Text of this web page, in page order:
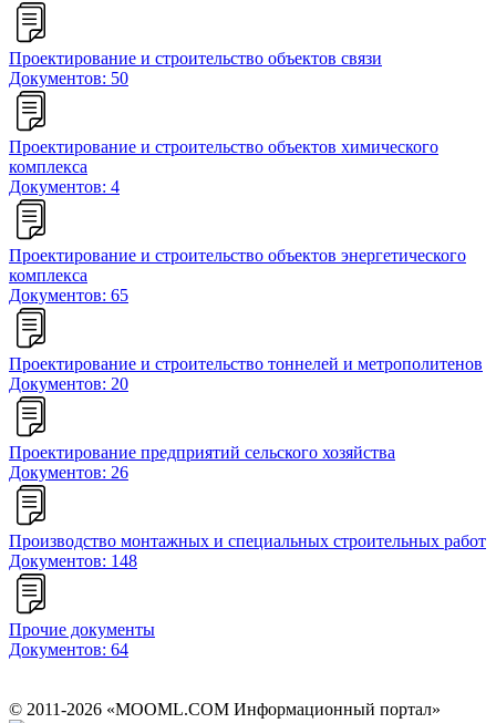
Проектирование и строительство объектов связи
Документов: 50
Проектирование и строительство объектов химического
комплекса
Документов: 4
Проектирование и строительство объектов энергетического
комплекса
Документов: 65
Проектирование и строительство тоннелей и метрополитенов
Документов: 20
Проектирование предприятий сельского хозяйства
Документов: 26
Производство монтажных и специальных строительных работ
Документов: 148
Прочие документы
Документов: 64
© 2011-2026 «MOOML.COM Информационный портал»